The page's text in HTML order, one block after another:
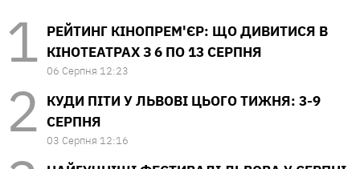
РЕЙТИНГ КІНОПРЕМ'ЄР: ЩО ДИВИТИСЯ В
КІНОТЕАТРАХ З 6 ПО 13 СЕРПНЯ
06 Серпня 12:23
КУДИ ПІТИ У ЛЬВОВІ ЦЬОГО ТИЖНЯ: 3-9
СЕРПНЯ
03 Серпня 12:16